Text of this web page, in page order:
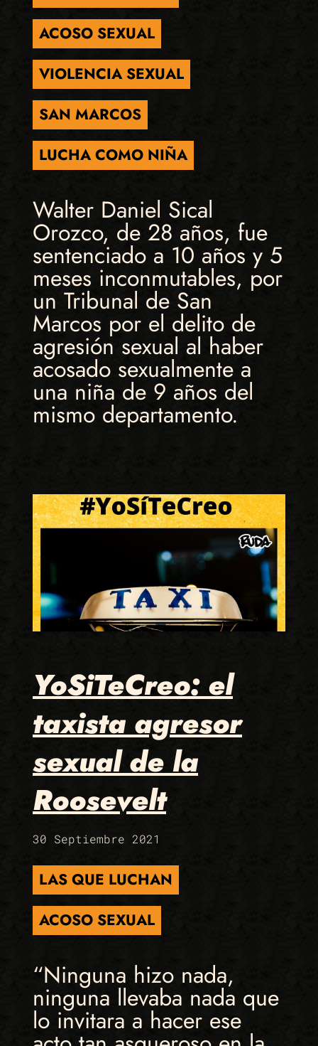
ACOSO SEXUAL
VIOLENCIA SEXUAL
SAN MARCOS
LUCHA COMO NIÑA
Walter Daniel Sical
Orozco, de 28 años, fue
sentenciado a 10 años y 5
meses inconmutables, por
un Tribunal de San
Marcos por el delito de
agresión sexual al haber
acosado sexualmente a
una niña de 9 años del
mismo departamento.
YoSiTeCreo: el
taxista agresor
sexual de la
Roosevelt
30 Septiembre 2021
LAS QUE LUCHAN
ACOSO SEXUAL
“Ninguna hizo nada,
ninguna llevaba nada que
lo invitara a hacer ese